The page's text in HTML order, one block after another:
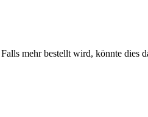
mehr bestellt wird, könnte dies